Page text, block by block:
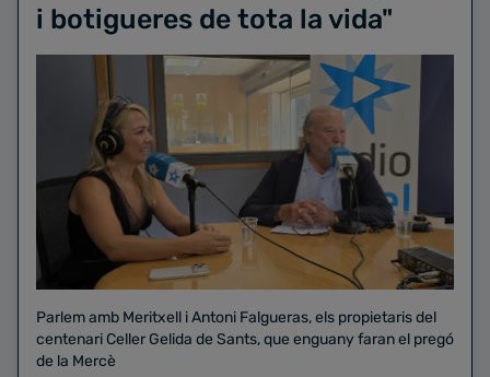
i botigueres de tota la vida"
Parlem amb Meritxell i Antoni Falgueras, els propietaris del
centenari Celler Gelida de Sants, que enguany faran el pregó
de la Mercè